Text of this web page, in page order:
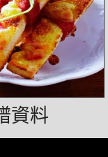
資料